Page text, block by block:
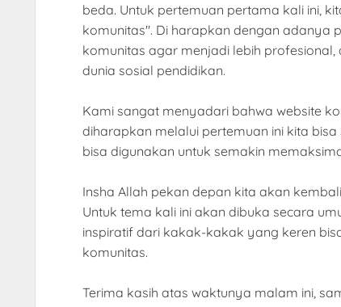
beda. Untuk pertemuan pertama kali ini,
komunitas". Di harapkan dengan adanya
komunitas agar menjadi lebih
dunia sosial pendidikan.
Kami sangat menyadari bahwa website
diharapkan melalui pertemuan ini kita
bisa digunakan untuk semakin
Insha Allah pekan depan kita akan
Untuk tema kali ini akan dibuka secara
inspiratif dari kakak-kakak yang keren
komunitas.
Terima kasih atas waktunya malam ini,